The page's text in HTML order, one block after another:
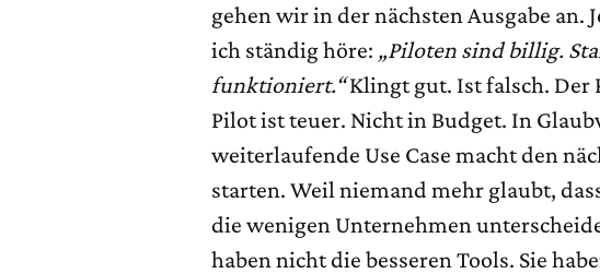
gehen wir in der nächsten Ausgabe an.
ich ständig höre: „Piloten sind billig.
funktioniert.“Klingt gut. Ist falsch. Der
Pilot ist teuer. Nicht in Budget. In
weiterlaufende Use Case macht den
starten. Weil niemand mehr glaubt,
die wenigen Unternehmen
haben nicht die besseren Tools. Sie